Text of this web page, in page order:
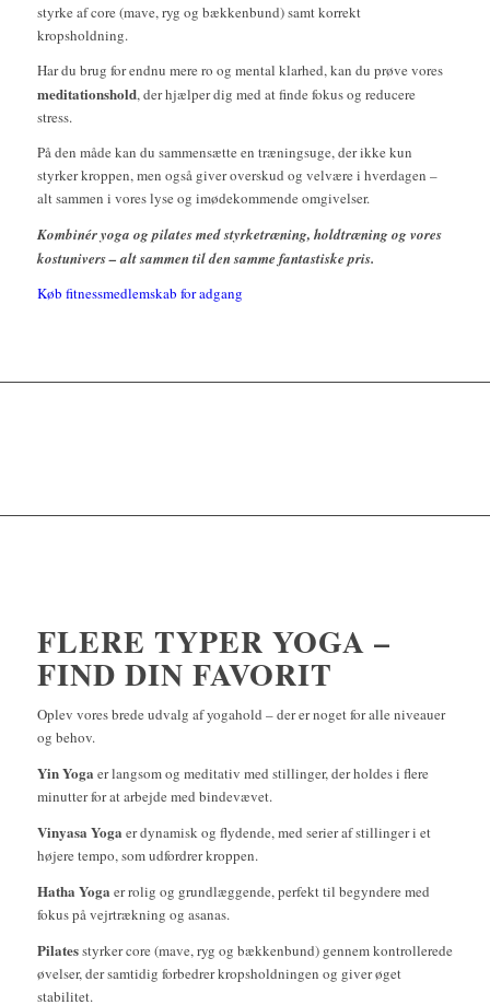
styrke af core (mave, ryg og bækkenbund) samt korrekt
kropsholdning.
Har du brug for endnu mere ro og mental klarhed, kan du prøve vores
meditationshold, der hjælper dig med at finde fokus og reducere
stress.
På den måde kan du sammensætte en træningsuge, der ikke kun
styrker kroppen, men også giver overskud og velvære i hverdagen –
alt sammen i vores lyse og imødekommende omgivelser.
Kombinér yoga og pilates med styrketræning, holdtræning og vores
kostunivers – alt sammen til den samme fantastiske pris.
Køb fitnessmedlemskab for adgang
FLERE TYPER YOGA –
FIND DIN FAVORIT
Oplev vores brede udvalg af yogahold – der er noget for alle niveauer
og behov.
Yin Yoga er langsom og meditativ med stillinger, der holdes i flere
minutter for at arbejde med bindevævet.
Vinyasa Yoga er dynamisk og flydende, med serier af stillinger i et
højere tempo, som udfordrer kroppen.
Hatha Yoga er rolig og grundlæggende, perfekt til begyndere med
fokus på vejrtrækning og asanas.
Pilatesstyrker core (mave, ryg og bækkenbund) gennem kontrollerede
øvelser, der samtidig forbedrer kropsholdningen og giver øget
stabilitet.